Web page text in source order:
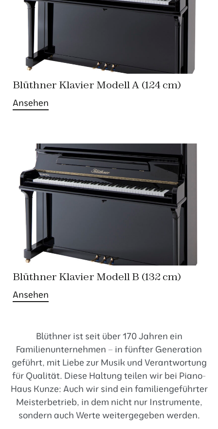
Blüthner Klavier Modell A (124 cm)
Ansehen
Blüthner Klavier Modell B (132 cm)
Ansehen
Blüthner ist seit über 170 Jahren ein
Familienunternehmen – in fünfter Generation
geführt, mit Liebe zur Musik und Verantwortung
für Qualität. Diese Haltung teilen wir bei Piano-
Haus Kunze: Auch wir sind ein familiengeführter
Meisterbetrieb, in dem nicht nur Instrumente,
sondern auch Werte weitergegeben werden.